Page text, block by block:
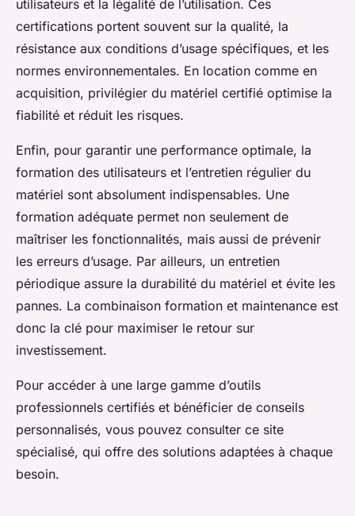
utilisateurs et la légalité de l’utilisation. Ces
certifications portent souvent sur la qualité, la
résistance aux conditions d’usage spécifiques, et les
normes environnementales. En location comme en
acquisition, privilégier du matériel certifié optimise la
fiabilité et réduit les risques.
Enfin, pour garantir une performance optimale, la
formation des utilisateurs et l’entretien régulier du
matériel sont absolument indispensables. Une
formation adéquate permet non seulement de
maîtriser les fonctionnalités, mais aussi de prévenir
les erreurs d’usage. Par ailleurs, un entretien
périodique assure la durabilité du matériel et évite les
pannes. La combinaison formation et maintenance est
donc la clé pour maximiser le retour sur
investissement.
Pour accéder à une large gamme d’outils
professionnels certifiés et bénéficier de conseils
personnalisés, vous pouvez consulter ce site
spécialisé, qui offre des solutions adaptées à chaque
besoin.